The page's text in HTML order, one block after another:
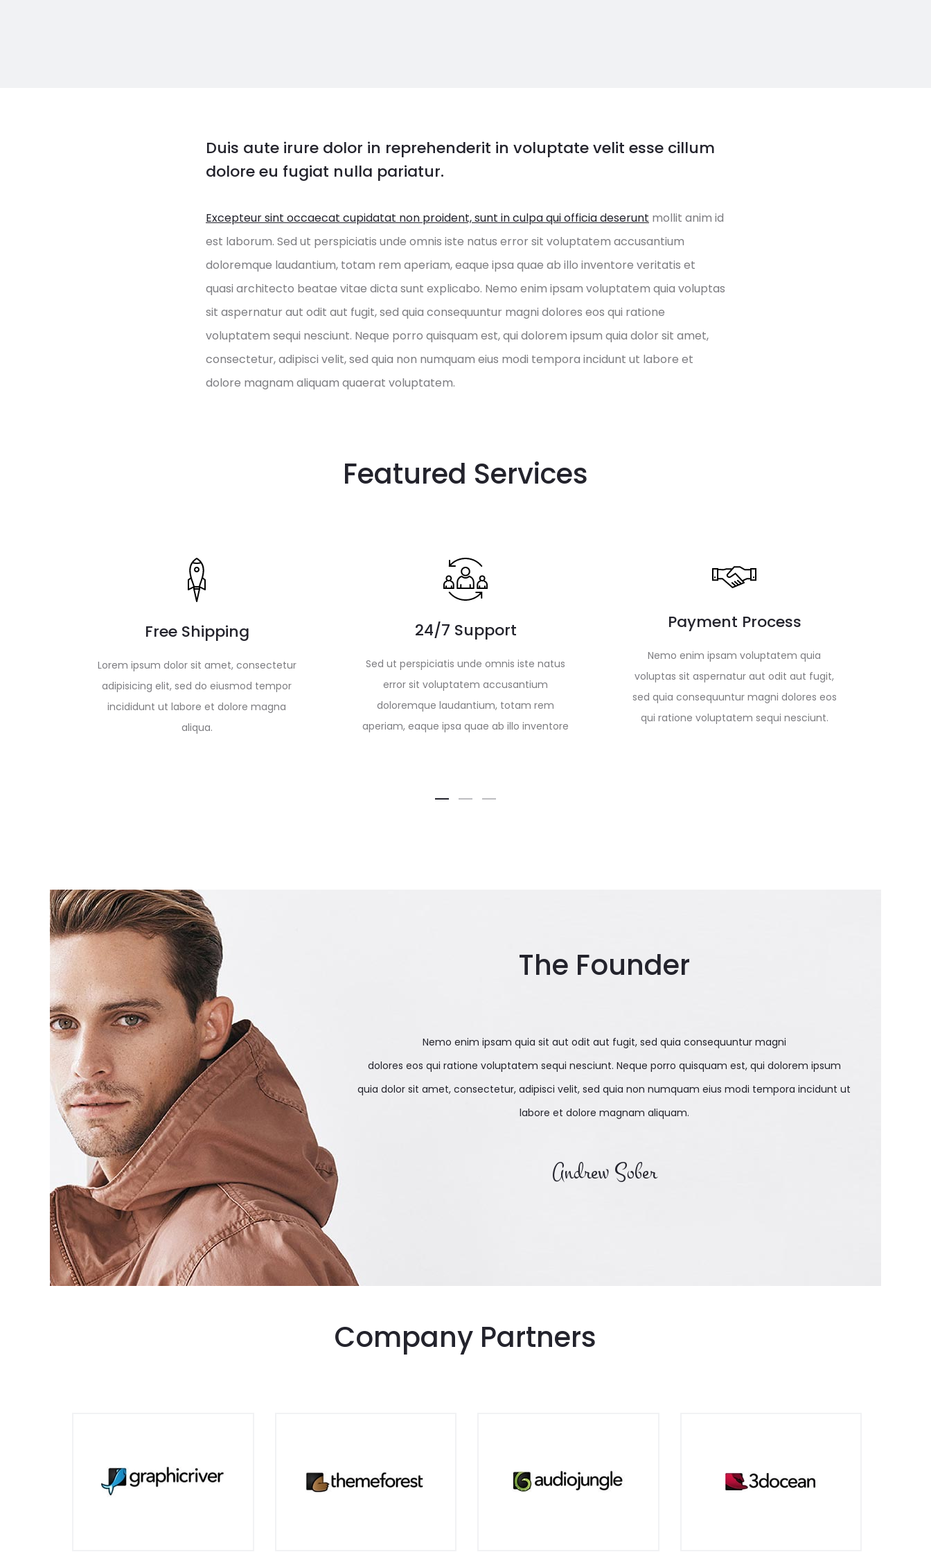
Duis aute irure dolor in reprehenderit in voluptate velit esse cillum
dolore eu fugiat nulla pariatur.
Excepteur sint occaecat cupidatat non proident, sunt in culpa qui officia deserunt mollit anim id
est laborum. Sed ut perspiciatis unde omnis iste natus error sit voluptatem accusantium
doloremque laudantium, totam rem aperiam, eaque ipsa quae ab illo inventore veritatis et
quasi architecto beatae vitae dicta sunt explicabo. Nemo enim ipsam voluptatem quia voluptas
sit aspernatur aut odit aut fugit, sed quia consequuntur magni dolores eos qui ratione
voluptatem sequi nesciunt. Neque porro quisquam est, qui dolorem ipsum quia dolor sit amet,
consectetur, adipisci velit, sed quia non numquam eius modi tempora incidunt ut labore et
dolore magnam aliquam quaerat voluptatem.
Featured Services
Free Shipping
Lorem ipsum dolor sit amet, consectetur
adipisicing elit, sed do eiusmod tempor
incididunt ut labore et dolore magna
aliqua.
24/7 Support
Sed ut perspiciatis unde omnis iste natus
error sit voluptatem accusantium
doloremque laudantium, totam rem
aperiam, eaque ipsa quae ab illo inventore
Payment Process
Nemo enim ipsam voluptatem quia
voluptas sit aspernatur aut odit aut fugit,
sed quia consequuntur magni dolores eos
qui ratione voluptatem sequi nesciunt.
The Founder
Nemo enim ipsam quia sit aut odit aut fugit, sed quia consequuntur magni
dolores eos qui ratione voluptatem sequi nesciunt. Neque porro quisquam est, qui dolorem ipsum
quia dolor sit amet, consectetur, adipisci velit, sed quia non numquam eius modi tempora incidunt ut
labore et dolore magnam aliquam.
Andrew Sober
Company Partners